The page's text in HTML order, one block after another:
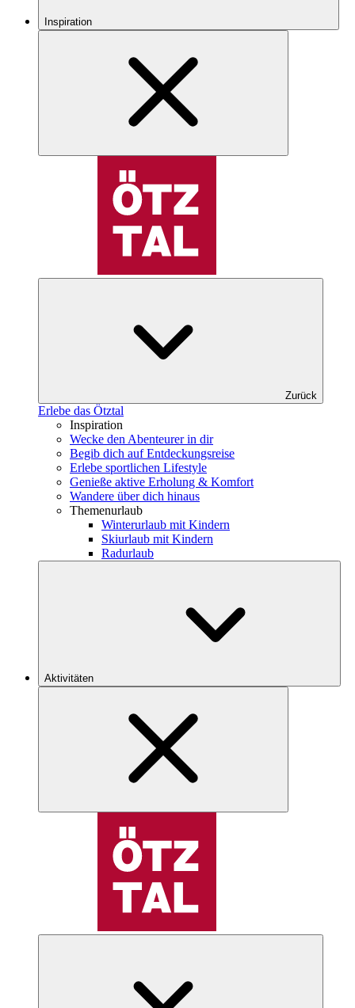
Inspiration
Zurück
Erlebe das Ötztal
Inspiration
Wecke den Abenteurer in dir
Begib dich auf Entdeckungsreise
Erlebe sportlichen Lifestyle
Genieße aktive Erholung & Komfort
Wandere über dich hinaus
Themenurlaub
Winterurlaub mit Kindern
Skiurlaub mit Kindern
Radurlaub
Aktivitäten